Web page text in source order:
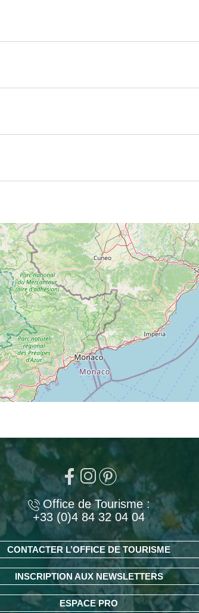
Office de Tourisme :
+33 (0)4 84 32 04 04
CONTACTER L’OFFICE DE TOURISME
INSCRIPTION AUX NEWSLETTERS
ESPACE PRO